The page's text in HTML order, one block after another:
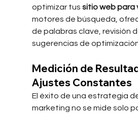
optimizar tus sitio web para
motores de búsqueda,
de palabras clave, revisión
sugerencias de
Medición de
Ajustes Constantes
El éxito de una estrategia
marketing no se mide solo